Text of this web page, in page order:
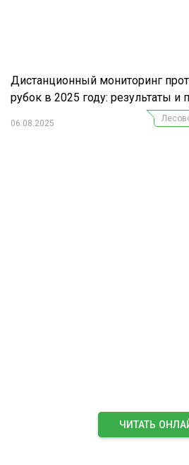
Дистанционный мониторинг
рубок в 2025 году: результаты и
06.08.2025
ЧИТАТЬ